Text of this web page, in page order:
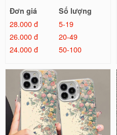
Đơn giá
Số lượng
28.000 đ
5-19
26.000 đ
20-49
24.000 đ
50-100